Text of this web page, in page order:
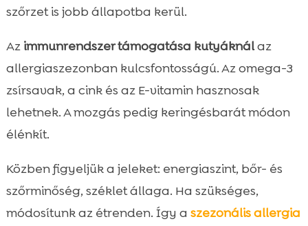
szőrzet is jobb állapotba kerül.
Az immunrendszer támogatása kutyáknálaz
allergiaszezonban kulcsfontosságú. Az omega-3
zsírsavak, a cink és az E-vitamin hasznosak
lehetnek. A mozgás pedig keringésbarát módon
élénkít.
Közben figyeljük a jeleket: energiaszint, bőr- és
szőrminőség, széklet állaga. Ha szükséges,
módosítunk az étrenden. Így a szezonális allergia